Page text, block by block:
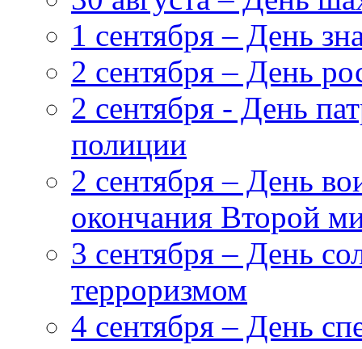
1 сентября – День
2 сентября – День
2 сентября - День
полиции
2 сентября – День
окончания Второй
3 сентября – День
терроризмом
4 сентября – День